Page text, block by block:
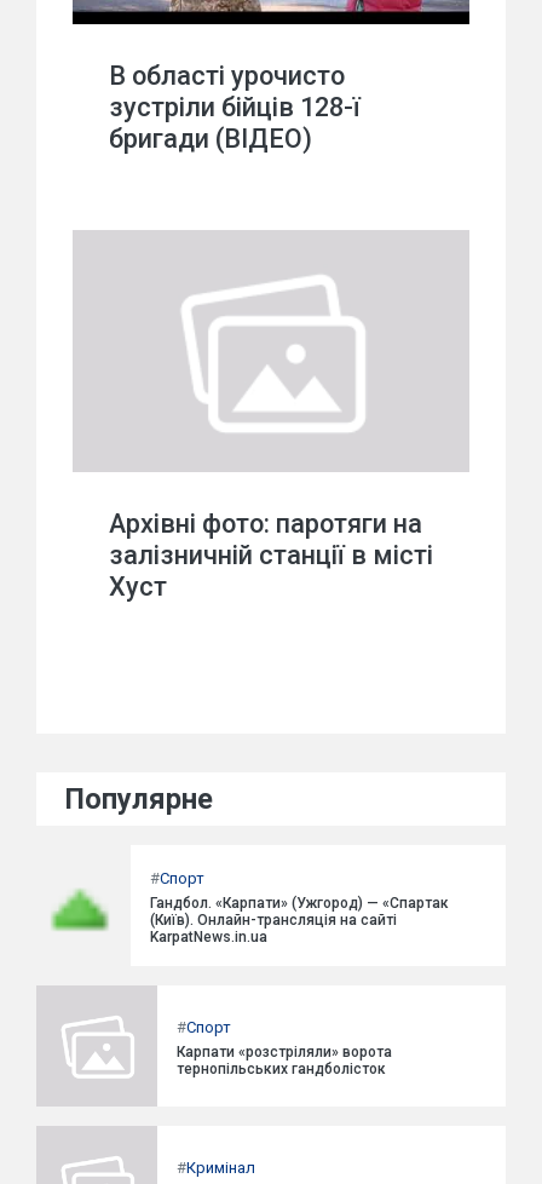
В області урочисто
зустріли бійців 128-ї
бригади (ВІДЕО)
Архівні фото: паротяги на
залізничній станції в місті
Хуст
Популярне
#Спорт
Гандбол. «Карпати» (Ужгород) — «Спартак
(Київ). Онлайн-трансляція на сайті
KarpatNews.in.ua
#Спорт
Карпати «розстріляли» ворота
тернопільських гандболісток
#Кримінал